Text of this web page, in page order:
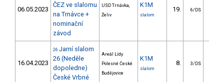
06.05.2023
ČEZ ve slalomu
na Trnávce +
nominační
závod
USD Trnávka,
Želiv
K1M
slalom
19. 6/DS
16.04.2023
26 Jarní slalom
26 (Neděle
dopoledne)
České Vrbné
Areál Lídy
Polesné České
Budějovice
K1M
slalom
8. 3/DS